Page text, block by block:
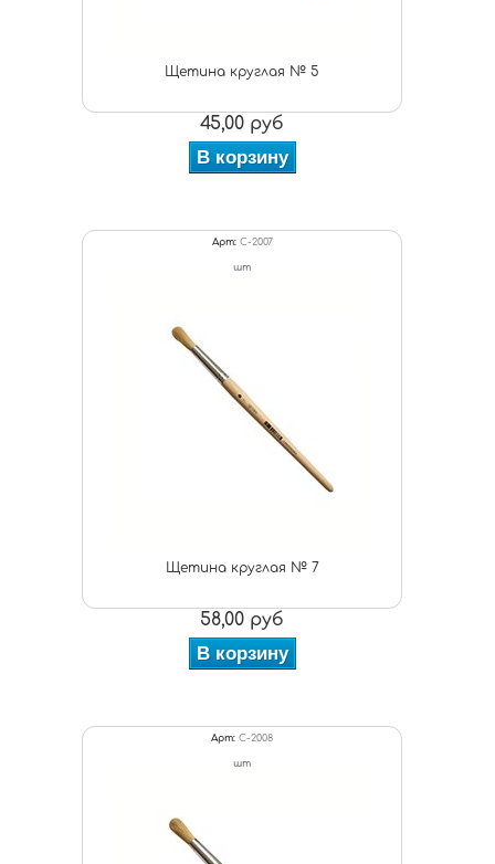
Щетина круглая № 5
45,00 руб
В корзину
Арт: С-2007
шт
Щетина круглая № 7
58,00 руб
В корзину
Арт: С-2008
шт